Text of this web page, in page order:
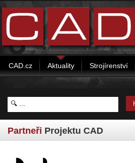
CAD.cz Aktuality Strojírenství
Partneři Projektu CAD